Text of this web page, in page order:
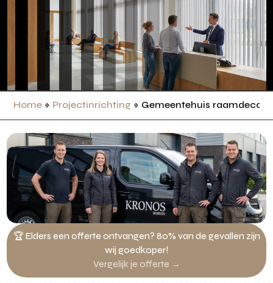
Home » Projectinrichting » Gemeentehuis
🏆 Elders een offerte ontvangen? 80% van de gevallen zijn
wij goedkoper!
Vergelijk je offerte →